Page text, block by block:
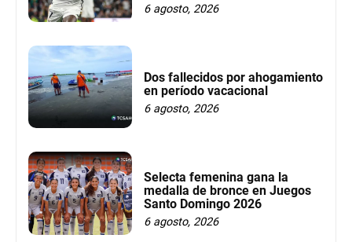
6 agosto, 2026
Dos fallecidos por ahogamiento
en período vacacional
6 agosto, 2026
Selecta femenina gana la
medalla de bronce en Juegos
Santo Domingo 2026
6 agosto, 2026